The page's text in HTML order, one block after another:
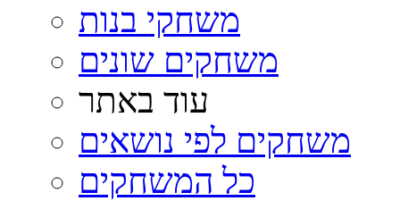
משחקי בנות
משחקים שונים
עוד באתר
משחקים לפי נושאים
כל המשחקים